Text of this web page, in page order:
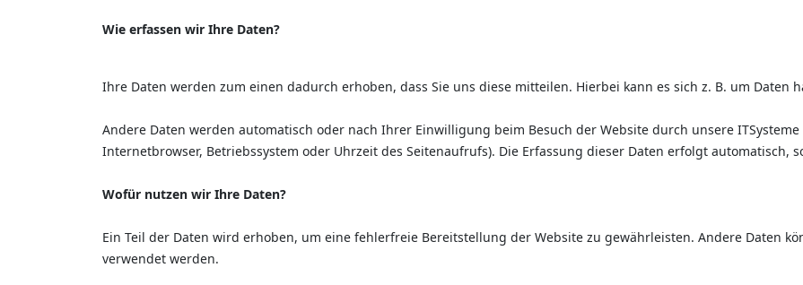
Wie erfassen wir Ihre Daten?
Ihre Daten werden zum einen dadurch erhoben, dass Sie uns diese mitteilen. Hierbei kann es sich z. B. um Daten
Andere Daten werden automatisch oder nach Ihrer Einwilligung beim Besuch der Website durch unsere
Internetbrowser, Betriebssystem oder Uhrzeit des Seitenaufrufs). Die Erfassung dieser Daten erfolgt automatisch,
Wofür nutzen wir Ihre Daten?
Ein Teil der Daten wird erhoben, um eine fehlerfreie Bereitstellung der Website zu gewährleisten. Andere Daten
verwendet werden.